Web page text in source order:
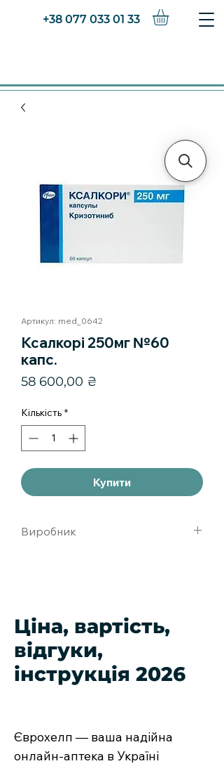
+38 077 033 01 33
Артикул: med_0642
Ксалкорі 250мг №60
капс.
58 600,00 ₴
Кількість *
Купити
Виробник
Ціна, вартість,
відгуки,
інструкція 2026
Єврохелп — ваша надійна
онлайн-аптека в Україні